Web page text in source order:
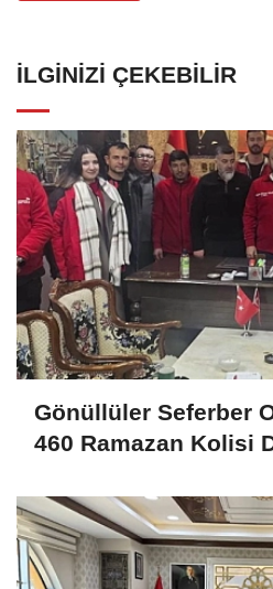
İLGINIZI ÇEKEBILIR
Gönüllüler Seferber
460 Ramazan Kolisi